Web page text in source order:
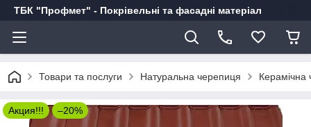
ТБК "Профмет" - Покрівельні та фасадні матеріал
Товари та послуги Натуральна черепиця Керамічна
Акция!!! –20%